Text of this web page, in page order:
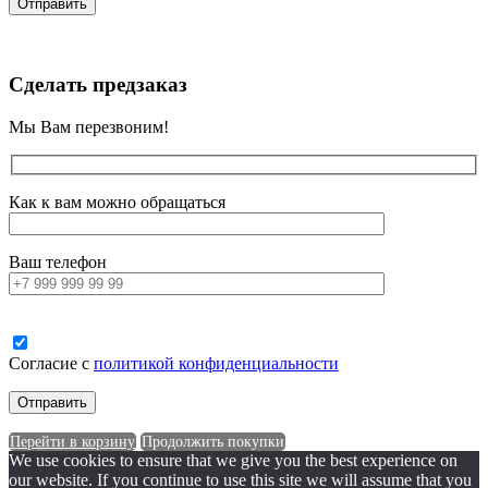
Сделать предзаказ
Мы Вам перезвоним!
Как к вам можно обращаться
Ваш телефон
Согласие с политикой конфиденциальности
Перейти в корзину Продолжить покупки
We use cookies to ensure that we give you the best experience on
our website. If you continue to use this site we will assume that you